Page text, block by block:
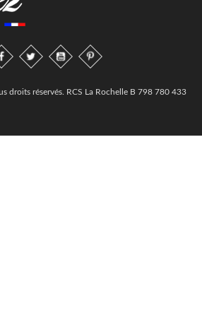
droits réservés. RCS La Rochelle B 798 780 433